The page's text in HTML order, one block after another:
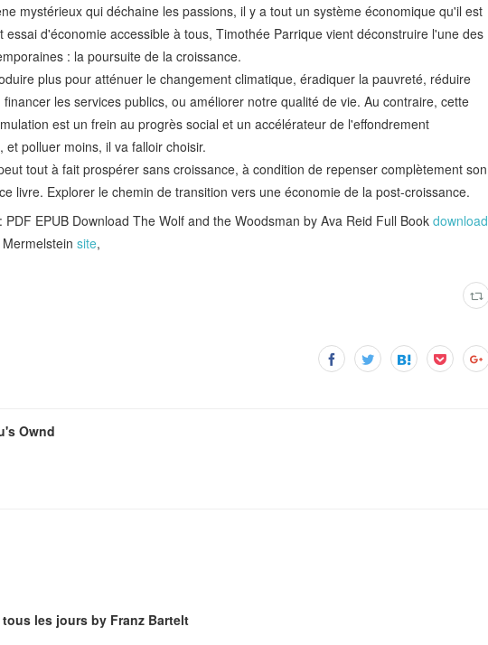
mystérieux qui déchaine les passions, il y a tout un système économique qu'il est
essai d'économie accessible à tous, Timothée Parrique vient déconstruire l'une des
: la poursuite de la croissance.
plus pour atténuer le changement climatique, éradiquer la pauvreté, réduire
les services publics, ou améliorer notre qualité de vie. Au contraire, cette
est un frein au progrès social et un accélérateur de l'effondrement
polluer moins, il va falloir choisir.
tout à fait prospérer sans croissance, à condition de repenser complètement son
livre. Explorer le chemin de transition vers une économie de la post-croissance.
EPUB Download The Wolf and the Woodsman by Ava Reid Full Book download
site,
Ownd
les jours by Franz Bartelt